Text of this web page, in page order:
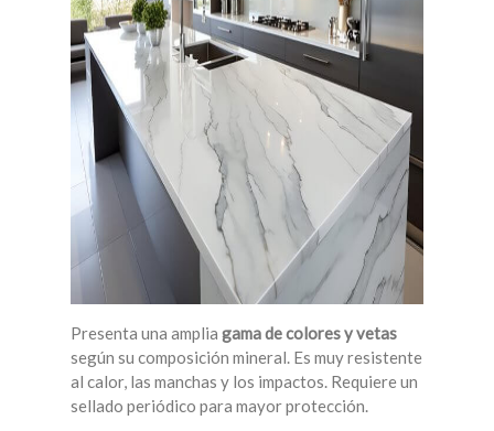
Presenta una amplia gama de colores y vetas
según su composición mineral. Es muy resistente
al calor, las manchas y los impactos. Requiere un
sellado periódico para mayor protección.